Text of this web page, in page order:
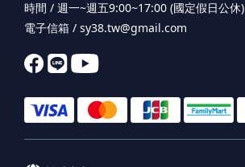
時間 / 週一~週五9:00~17:00 (國定假日公休)
電子信箱 / sy38.tw@gmail.com